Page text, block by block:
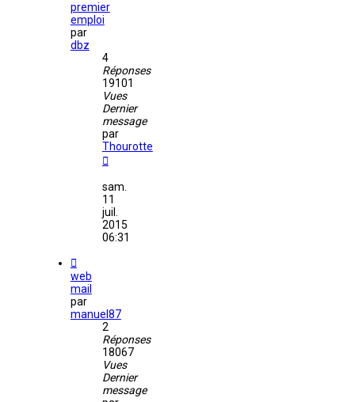
premier
emploi
par
dbz
4
Réponses
19101
Vues
Dernier
message
par
Thourotte
sam.
11
juil.
2015
06:31
web
mail
par
manuel87
2
Réponses
18067
Vues
Dernier
message